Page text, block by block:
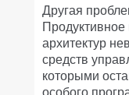
Другая
архитектур
средств
которыми